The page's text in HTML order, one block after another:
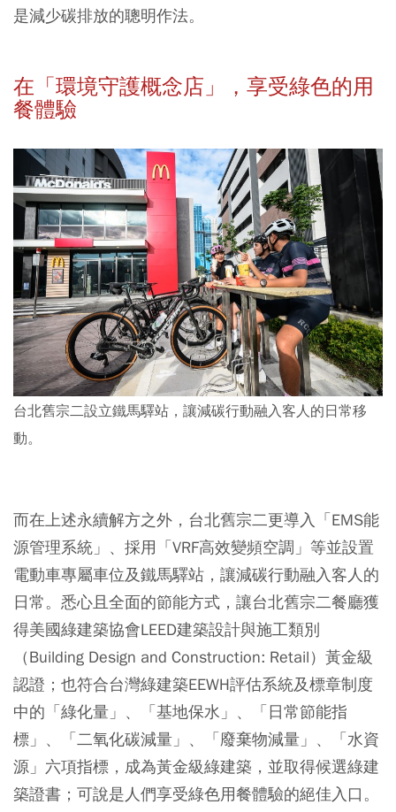
是減少碳排放的聰明作法。
在「環境守護概念店」，享受綠色的用
餐體驗
台北舊宗二設立鐵馬驛站，讓減碳行動融入客人的日常移
動。
而在上述永續解方之外，台北舊宗二更導入「EMS能
源管理系統」、採用「VRF高效變頻空調」等並設置
電動車專屬車位及鐵馬驛站，讓減碳行動融入客人的
日常。悉心且全面的節能方式，讓台北舊宗二餐廳獲
得美國綠建築協會LEED建築設計與施工類別
（Building Design and Construction: Retail）黃金級
認證；也符合台灣綠建築EEWH評估系統及標章制度
中的「綠化量」、「基地保水」、「日常節能指
標」、「二氧化碳減量」、「廢棄物減量」、「水資
源」六項指標，成為黃金級綠建築，並取得候選綠建
築證書；可說是人們享受綠色用餐體驗的絕佳入口。